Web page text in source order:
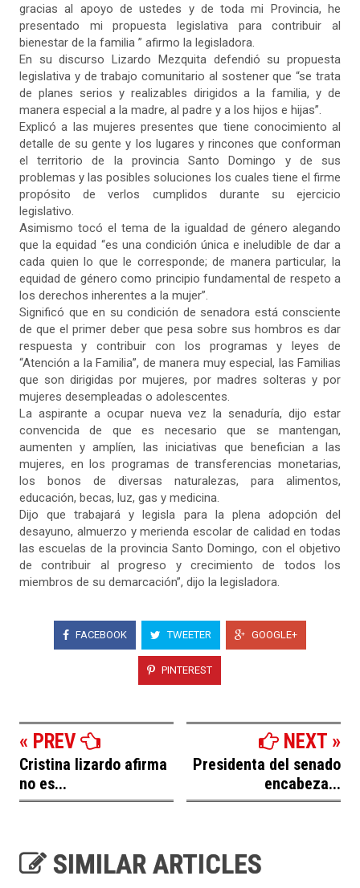
gracias al apoyo de ustedes y de toda mi Provincia, he
presentado mi propuesta legislativa para contribuir al
bienestar de la familia ” afirmo la legisladora.
En su discurso Lizardo Mezquita defendió su propuesta
legislativa y de trabajo comunitario al sostener que “se trata
de planes serios y realizables dirigidos a la familia, y de
manera especial a la madre, al padre y a los hijos e hijas”.
Explicó a las mujeres presentes que tiene conocimiento al
detalle de su gente y los lugares y rincones que conforman
el territorio de la provincia Santo Domingo y de sus
problemas y las posibles soluciones los cuales tiene el firme
propósito de verlos cumplidos durante su ejercicio
legislativo.
Asimismo tocó el tema de la igualdad de género alegando
que la equidad “es una condición única e ineludible de dar a
cada quien lo que le corresponde; de manera particular, la
equidad de género como principio fundamental de respeto a
los derechos inherentes a la mujer”.
Significó que en su condición de senadora está consciente
de que el primer deber que pesa sobre sus hombros es dar
respuesta y contribuir con los programas y leyes de
“Atención a la Familia”, de manera muy especial, las Familias
que son dirigidas por mujeres, por madres solteras y por
mujeres desempleadas o adolescentes.
La aspirante a ocupar nueva vez la senaduría, dijo estar
convencida de que es necesario que se mantengan,
aumenten y amplíen, las iniciativas que benefician a las
mujeres, en los programas de transferencias monetarias,
los bonos de diversas naturalezas, para alimentos,
educación, becas, luz, gas y medicina.
Dijo que trabajará y legisla para la plena adopción del
desayuno, almuerzo y merienda escolar de calidad en todas
las escuelas de la provincia Santo Domingo, con el objetivo
de contribuir al progreso y crecimiento de todos los
miembros de su demarcación”, dijo la legisladora.
FACEBOOK TWEETER GOOGLE+
PINTEREST
« PREV
Cristina lizardo afirma
no es...
NEXT »
Presidenta del senado
encabeza...
SIMILAR ARTICLES